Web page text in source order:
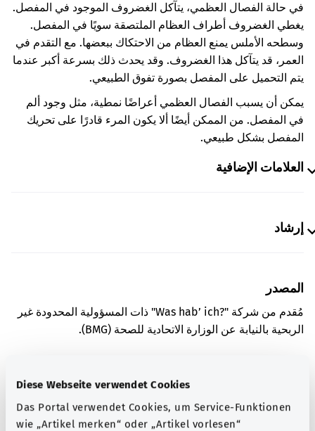
Diese Webseite verwendet Cookies
Das Portal verwendet Cookies, um Service-Funktionen
wie „Artikel merken“ oder „Artikel vorlesen“
في حالة الفصال العظمي، يتآكل الغضروف الموجود في المفصل.
يغطي الغضروف أطراف العظام الملتصقة سويًا في المفصل.
وسطحه الأملس يمنع العظام من الاحتكاك ببعضها. مع التقدم في
العمر، قد يتآكل هذا الغضروف. وقد يحدث ذلك بسرعة أكبر عندما
يتم التحميل على المفصل بصورة تفوق الطبيعي.
يمكن أن يسبب الفصال العظمي أعراضًا نمطية، مثل وجود ألم
في المفصل. من الممكن أيضًا ألا يكون المرء قادرًا على تحريك
المفصل بشكل طبيعي.
العلامات الإضافية
إرشاد
المصدر
مُقدم من شركة "Was hab’ ich?‎" ذات المسؤولية المحدودة غير
الربحية بالنيابة عن الوزارة الاتحادية للصحة (BMG).
المزيد من المقالات